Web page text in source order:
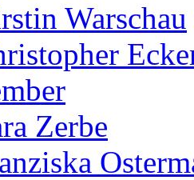
Warschau
Zerbe